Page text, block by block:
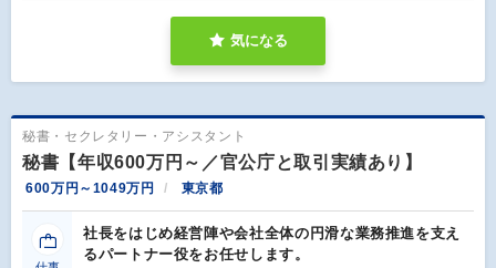
気になる
秘書・セクレタリー・アシスタント
秘書【年収600万円～／官公庁と取引実績あり】
600万円～1049万円 東京都
社長をはじめ経営陣や会社全体の円滑な業務推進を支え
るパートナー役をお任せします。